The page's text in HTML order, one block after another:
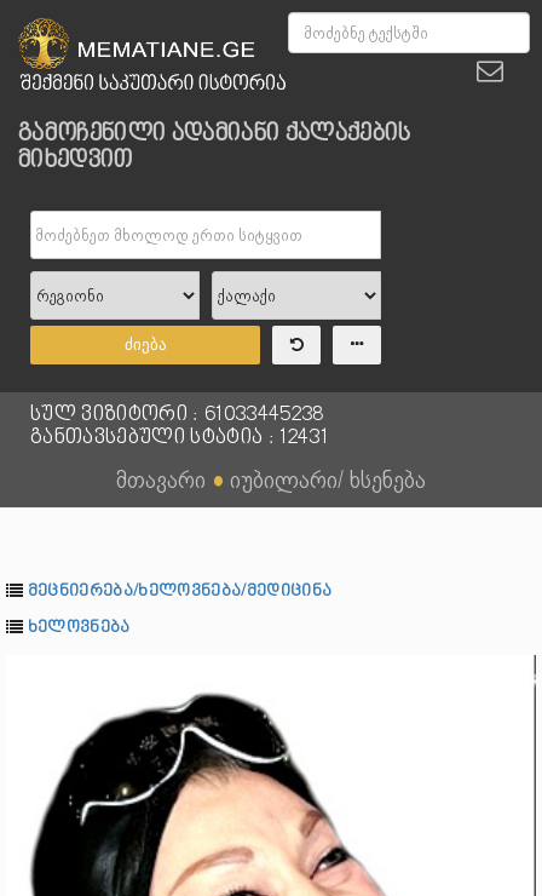
გამოჩენილი ადამიანი ქალაქების
მიხედვით
ძიება
სულ ვიზიტორი : 61033445238
განთავსებული სტატია : 12431
მთავარი ● იუბილარი/ ხსენება
მეცნიერება/ხელოვნება/მედიცინა
ხელოვნება